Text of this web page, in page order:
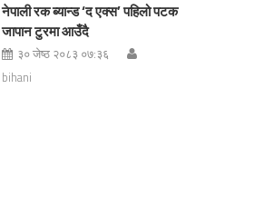
नेपाली रक ब्यान्ड ‘द एक्स’ पहिलो पटक
जापान टुरमा आउँदै
३० जेष्ठ २०८३ ०७:३६
bihani